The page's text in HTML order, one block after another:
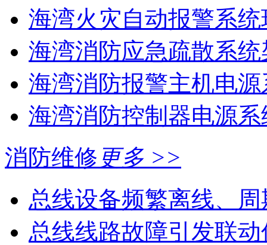
海湾火灾自动报警系统
海湾消防应急疏散系统
海湾消防报警主机电源
海湾消防控制器电源系
消防维修 更多 >>
总线设备频繁离线、
总线线路故障引发联